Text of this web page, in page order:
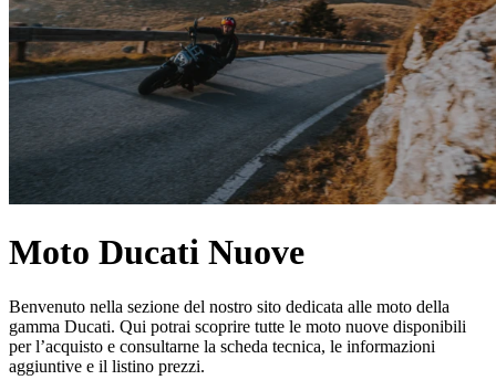
Moto Ducati Nuove
Benvenuto nella sezione del nostro sito dedicata alle moto della
gamma Ducati. Qui potrai scoprire tutte le moto nuove disponibili
per l’acquisto e consultarne la scheda tecnica, le informazioni
aggiuntive e il listino prezzi.